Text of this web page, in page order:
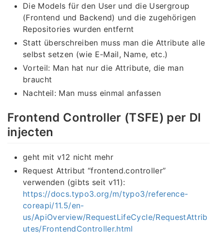
Die Models für den User und die Usergroup
(Frontend und Backend) und die zugehörigen
Repositories wurden entfernt
Statt überschreiben muss man die Attribute alle
selbst setzen (wie E-Mail, Name, etc.)
Vorteil: Man hat nur die Attribute, die man
braucht
Nachteil: Man muss einmal anfassen
Frontend Controller (TSFE) per DI
injecten
geht mit v12 nicht mehr
Request Attribut “frontend.controller”
verwenden (gibts seit v11):
https://docs.typo3.org/m/typo3/reference-
coreapi/11.5/en-
us/ApiOverview/RequestLifeCycle/RequestAttrib
utes/FrontendController.html